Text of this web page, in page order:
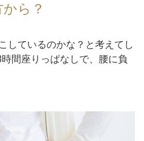
ら？
しているのかな？と考えてし
間座りっぱなしで、腰に負